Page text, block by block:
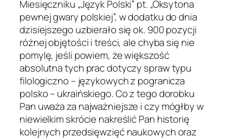
Miesięczniku „Język Polski” pt. „Oksytona
pewnej gwary polskiej”, w dodatku do dnia
dzisiejszego uzbierało się ok. 900 pozycji
różnej objętości i treści, ale chyba się nie
pomylę, jeśli powiem, że większość
absolutna tych prac dotyczy spraw typu
filologiczno – językowych z pogranicza
polsko – ukraińskiego. Co z tego dorobku
Pan uważa za najważniejsze i czy mógłby w
niewielkim skrócie nakreślić Pan historię
kolejnych przedsięwzięć naukowych oraz